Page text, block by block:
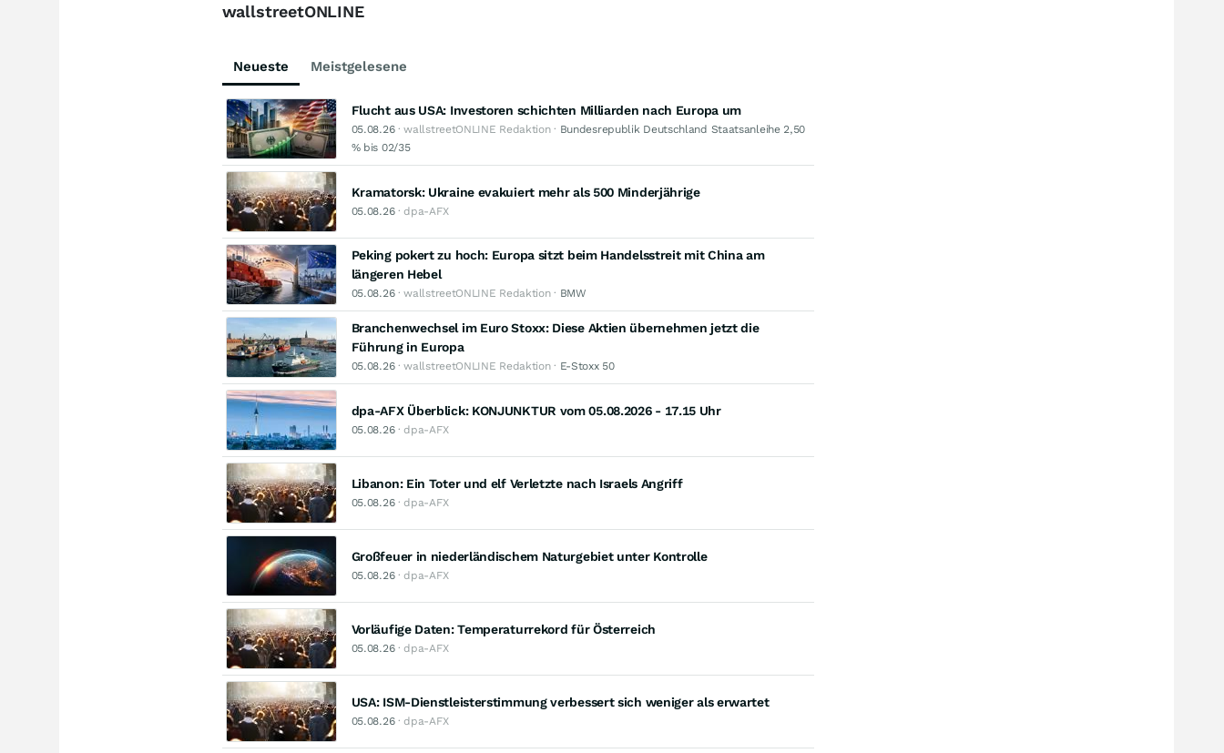
wallstreetONLINE
Neueste Meistgelesene
Flucht aus USA: Investoren schichten Milliarden nach Europa um
05.08.26· wallstreetONLINE Redaktion · Bundesrepublik Deutschland Staatsanleihe 2,50
% bis 02/35
Kramatorsk: Ukraine evakuiert mehr als 500 Minderjährige
05.08.26· dpa-AFX
Peking pokert zu hoch: Europa sitzt beim Handelsstreit mit China am
längeren Hebel
05.08.26· wallstreetONLINE Redaktion · BMW
Branchenwechsel im Euro Stoxx: Diese Aktien übernehmen jetzt die
Führung in Europa
05.08.26· wallstreetONLINE Redaktion · E-Stoxx 50
dpa-AFX Überblick: KONJUNKTUR vom 05.08.2026 - 17.15 Uhr
05.08.26· dpa-AFX
Libanon: Ein Toter und elf Verletzte nach Israels Angriff
05.08.26· dpa-AFX
Großfeuer in niederländischem Naturgebiet unter Kontrolle
05.08.26· dpa-AFX
Vorläufige Daten: Temperaturrekord für Österreich
05.08.26· dpa-AFX
USA: ISM-Dienstleisterstimmung verbessert sich weniger als erwartet
05.08.26· dpa-AFX